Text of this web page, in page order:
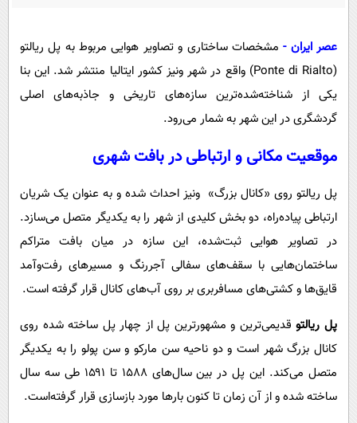
گوناگون
حوادث
محیط زیست
اجتماعی
حیات وحش
سیاست خارجی
آشپزی عصر ایران -مشخصات ساختاری و تصاویر هوایی مربوط به پل ریالتو
(Ponte di Rialto) واقع در شهر ونیز کشور ایتالیا منتشر شد. این بنا
یکی از شناخته‌شده‌ترین سازه‌های تاریخی و جاذبه‌های اصلی
گردشگری در این شهر به شمار می‌رود.
موقعیت مکانی و ارتباطی در بافت شهری
پل ریالتو روی «کانال بزرگ» ونیز احداث شده و به عنوان یک شریان
ارتباطی پیاده‌راه، دو بخش کلیدی از شهر را به یکدیگر متصل می‌سازد.
در تصاویر هوایی ثبت‌شده، این سازه در میان بافت متراکم
ساختمان‌هایی با سقف‌های سفالی آجررنگ و مسیرهای رفت‌وآمد
قایق‌ها و کشتی‌های مسافربری بر روی آب‌های کانال قرار گرفته است.
پل ریالتوقدیمی‌ترین و مشهورترین پل از چهار پل ساخته شده روی
کانال بزرگ شهر است و دو ناحیه سن مارکو و سن پولو را به یکدیگر
متصل می‌کند. این پل در بین سال‌های ۱۵۸۸ تا ۱۵۹۱ طی سه سال
ساخته شده و از آن زمان تا کنون بارها مورد بازسازی قرار گرفته‌است.